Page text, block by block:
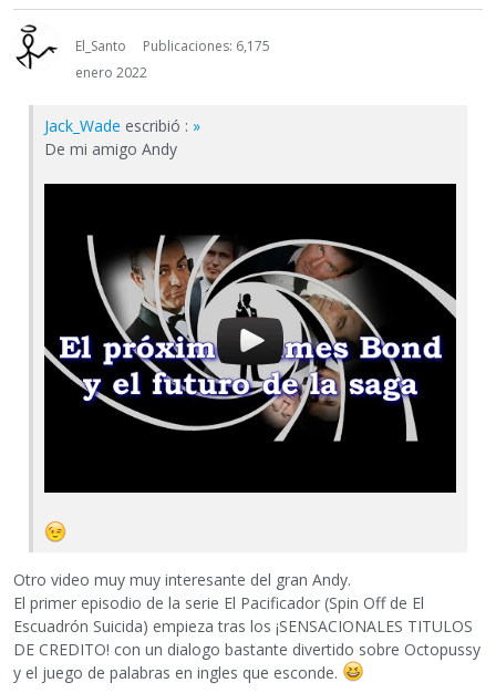
El_Santo
Publicaciones: 6,175
enero 2022
Jack_Wade escribió : »
De mi amigo Andy
Otro video muy muy interesante del gran Andy.
El primer episodio de la serie El Pacificador (Spin Off de El
Escuadrón Suicida) empieza tras los ¡SENSACIONALES TITULOS
DE CREDITO! con un dialogo bastante divertido sobre Octopussy
y el juego de palabras en ingles que esconde.